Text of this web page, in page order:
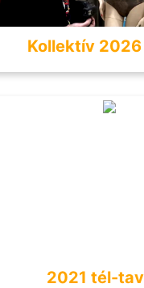
Kollektív 2026
2021 tél-